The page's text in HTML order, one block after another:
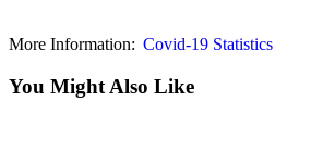
More Information: Covid-19 Statistics
You Might Also Like